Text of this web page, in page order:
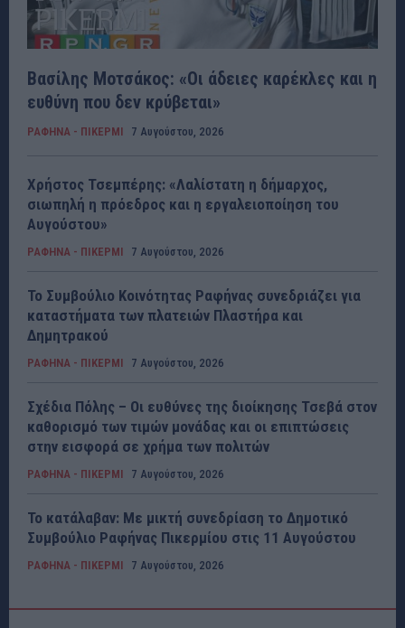
Βασίλης Μοτσάκος: «Οι άδειες καρέκλες και η
ευθύνη που δεν κρύβεται»
ΡΑΦΗΝΑ - ΠΙΚΕΡΜΙ 7 Αυγούστου, 2026
Χρήστος Τσεμπέρης: «Λαλίστατη η δήμαρχος,
σιωπηλή η πρόεδρος και η εργαλειοποίηση του
Αυγούστου»
ΡΑΦΗΝΑ - ΠΙΚΕΡΜΙ 7 Αυγούστου, 2026
Το Συμβούλιο Κοινότητας Ραφήνας συνεδριάζει για
καταστήματα των πλατειών Πλαστήρα και
Δημητρακού
ΡΑΦΗΝΑ - ΠΙΚΕΡΜΙ 7 Αυγούστου, 2026
Σχέδια Πόλης – Οι ευθύνες της διοίκησης Τσεβά στον
καθορισμό των τιμών μονάδας και οι επιπτώσεις
στην εισφορά σε χρήμα των πολιτών
ΡΑΦΗΝΑ - ΠΙΚΕΡΜΙ 7 Αυγούστου, 2026
Το κατάλαβαν: Με μικτή συνεδρίαση το Δημοτικό
Συμβούλιο Ραφήνας Πικερμίου στις 11 Αυγούστου
ΡΑΦΗΝΑ - ΠΙΚΕΡΜΙ 7 Αυγούστου, 2026